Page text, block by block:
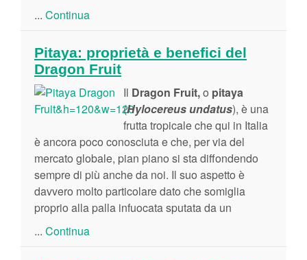
... Continua
Pitaya: proprietà e benefici del
Dragon Fruit
Il Dragon Fruit,o pitaya
(Hylocereus undatus), è una
frutta tropicale che qui in Italia
è ancora poco conosciuta e che, per via del
mercato globale, pian piano si sta diffondendo
sempre di più anche da noi. Il suo aspetto è
davvero molto particolare dato che somiglia
proprio alla palla infuocata sputata da un
... Continua